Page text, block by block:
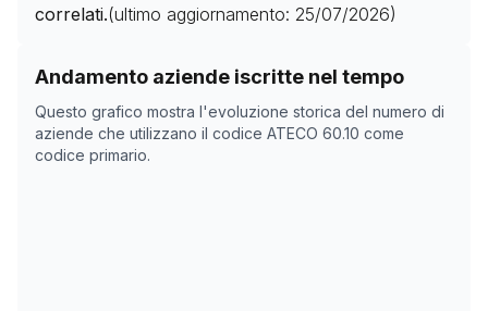
correlati.(ultimo aggiornamento: 25/07/2026)
Andamento aziende iscritte nel tempo
Questo grafico mostra l'evoluzione storica del numero di
aziende che utilizzano il codice ATECO 60.10 come
codice primario.
Storico numero di aziende con codice ATECO
Data rilevazione
21/04/2025
0
14/11/2025